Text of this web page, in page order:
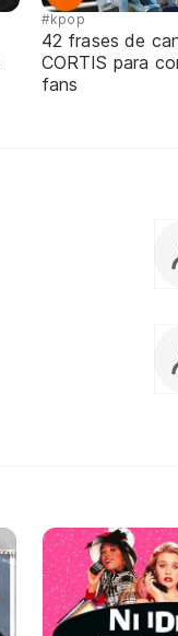
#kpop
42 frases de
CORTIS para
fans